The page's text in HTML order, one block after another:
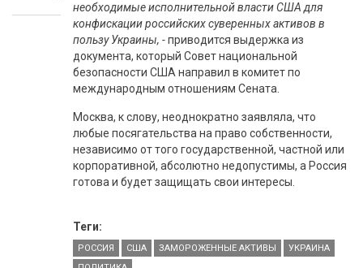
необходимые исполнительной власти США для
конфискации российских суверенных активов в
пользу Украины, -приводится выдержка из
документа, который Совет национальной
безопасности США направил в комитет по
международным отношениям Сената.
Москва, к слову, неоднократно заявляла, что
любые посягательства на право собственности,
независимо от того государственной, частной или
корпоративной, абсолютно недопустимы, а Россия
готова и будет защищать свои интересы.
Теги:
РОССИЯ США ЗАМОРОЖЕННЫЕ АКТИВЫ
УКРАИНА